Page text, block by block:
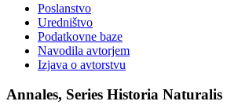
Poslanstvo
Uredništvo
Podatkovne baze
Navodila avtorjem
Izjava o avtorstvu
Annales, Series Historia Naturalis